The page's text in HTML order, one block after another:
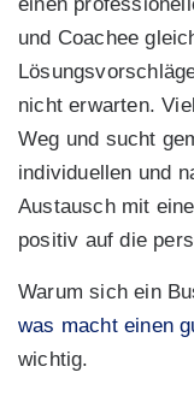
und Coachee
nicht erwarten.
Weg und sucht
individuellen und
Austausch mit
positiv auf die
Warum sich ein
was macht einen
wichtig.